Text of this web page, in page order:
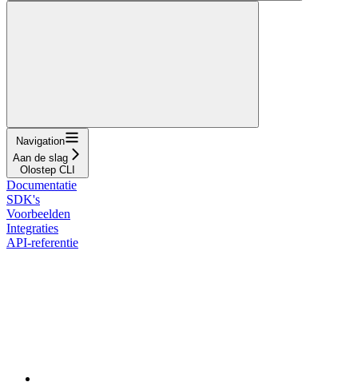
Navigation
Aan de slag
Olostep CLI
Documentatie
SDK's
Voorbeelden
Integraties
API-referentie